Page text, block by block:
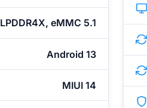
LPDDR4X, eMMC 5.1
Android 13
MIUI 14